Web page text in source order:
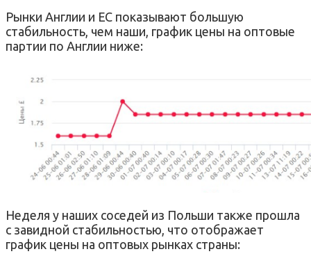
Рынки Англии и ЕС показывают большую
стабильность, чем наши, график цены на оптовые
партии по Англии ниже:
Неделя у наших соседей из Польши также прошла
с завидной стабильностью, что отображает
график цены на оптовых рынках страны: